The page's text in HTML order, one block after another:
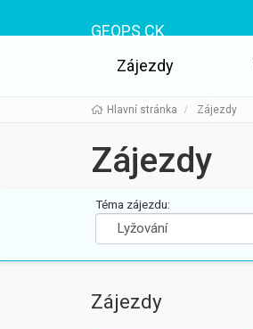
GEOPS CK
Zájezdy
Hlavní stránka Zájezdy
Zájezdy
Téma zájezdu:
Doprava:
Zájezdy